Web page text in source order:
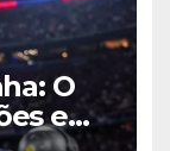
O
em